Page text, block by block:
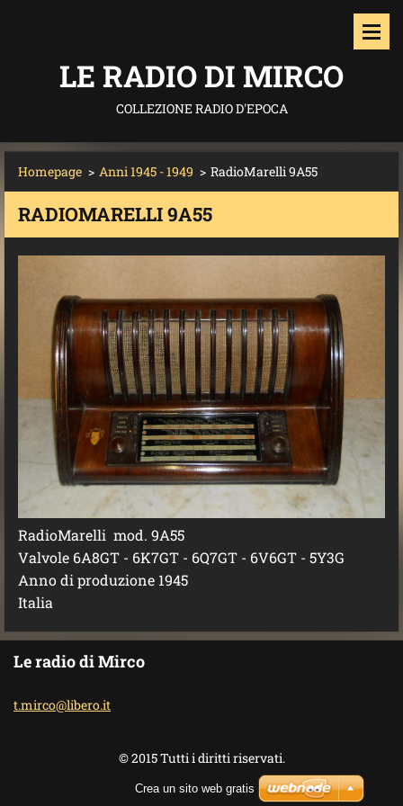
LE RADIO DI MIRCO
COLLEZIONE RADIO D'EPOCA
Homepage > Anni 1945 - 1949 > RadioMarelli 9A55
RADIOMARELLI 9A55
RadioMarelli mod. 9A55
Valvole 6A8GT - 6K7GT - 6Q7GT - 6V6GT - 5Y3G
Anno di produzione 1945
Italia
Le radio di Mirco
t.mirco@libero.it
© 2015 Tutti i diritti riservati.
Crea un sito web gratis